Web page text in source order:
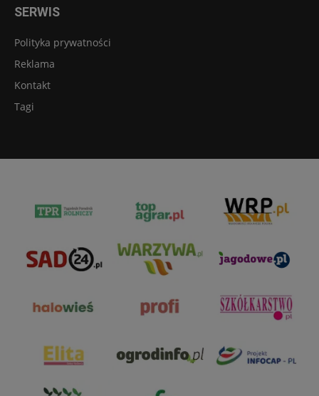
SERWIS
Polityka prywatności
Reklama
Kontakt
Tagi